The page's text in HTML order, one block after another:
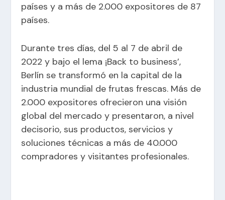
países y a más de 2.000 expositores de 87
países.
Durante tres días, del 5 al 7 de abril de
2022 y bajo el lema ¡Back to business’,
Berlín se transformó en la capital de la
industria mundial de frutas frescas. Más de
2.000 expositores ofrecieron una visión
global del mercado y presentaron, a nivel
decisorio, sus productos, servicios y
soluciones técnicas a más de 40.000
compradores y visitantes profesionales.